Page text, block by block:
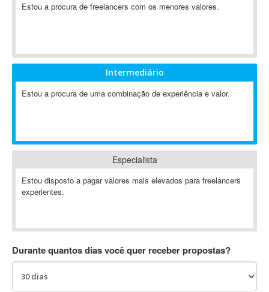
A2Billing
ABAP
ABBYY FineReader
Ableton Live
Abstract
Abstract Window Toolkit (AWT)
AC Drives
ACARS
AccountMate
Estou a procura de freelancers com os menores valores.
Intermediário
Estou a procura de uma combinação de experiência e valor.
Especialista
Estou disposto a pagar valores mais elevados para freelancers
experientes.
Durante quantos dias você quer receber propostas?